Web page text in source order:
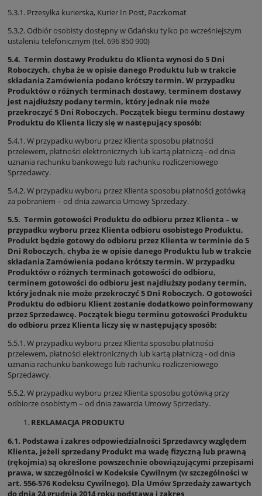
5.3.1. Przesyłka kurierska, Kurier In Post, Paczkomat
5.3.2. Odbiór osobisty dostępny w Gdańsku tylko po wcześniejszym
ustaleniu telefonicznym (tel. 696 850 900)
5.4. Termin dostawy Produktu do Klienta wynosi do 5 Dni
Roboczych, chyba że w opisie danego Produktu lub w trakcie
składania Zamówienia podano krótszy termin. W przypadku
Produktów o różnych terminach dostawy, terminem dostawy
jest najdłuższy podany termin, który jednak nie może
przekroczyć 5 Dni Roboczych. Początek biegu terminu dostawy
Produktu do Klienta liczy się w następujący sposób:
5.4.1. W przypadku wyboru przez Klienta sposobu płatności
przelewem, płatności elektronicznych lub kartą płatniczą - od dnia
uznania rachunku bankowego lub rachunku rozliczeniowego
Sprzedawcy.
5.4.2. W przypadku wyboru przez Klienta sposobu płatności gotówką
za pobraniem – od dnia zawarcia Umowy Sprzedaży.
5.5. Termin gotowości Produktu do odbioru przez Klienta – w
przypadku wyboru przez Klienta odbioru osobistego Produktu,
Produkt będzie gotowy do odbioru przez Klienta w terminie do 5
Dni Roboczych, chyba że w opisie danego Produktu lub w trakcie
składania Zamówienia podano krótszy termin. W przypadku
Produktów o różnych terminach gotowości do odbioru,
terminem gotowości do odbioru jest najdłuższy podany termin,
który jednak nie może przekroczyć 5 Dni Roboczych. O gotowości
Produktu do odbioru Klient zostanie dodatkowo poinformowany
przez Sprzedawcę. Początek biegu terminu gotowości Produktu
do odbioru przez Klienta liczy się w następujący sposób:
5.5.1. W przypadku wyboru przez Klienta sposobu płatności
przelewem, płatności elektronicznych lub kartą płatniczą - od dnia
uznania rachunku bankowego lub rachunku rozliczeniowego
Sprzedawcy.
5.5.2. W przypadku wyboru przez Klienta sposobu gotówką przy
odbiorze osobistym – od dnia zawarcia Umowy Sprzedaży.
REKLAMACJA PRODUKTU
6.1. Podstawa i zakres odpowiedzialności Sprzedawcy względem
Klienta, jeżeli sprzedany Produkt ma wadę fizyczną lub prawną
(rękojmia) są określone powszechnie obowiązującymi przepisami
prawa, w szczególności w Kodeksie Cywilnym (w szczególności w
art. 556-576 Kodeksu Cywilnego). Dla Umów Sprzedaży zawartych
do dnia 24 grudnia 2014 roku podstawa i zakres